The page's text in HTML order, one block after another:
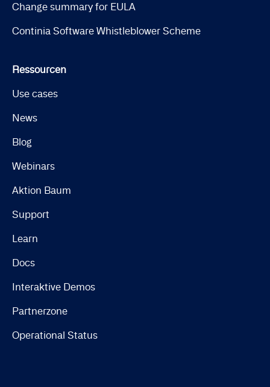
Change summary for EULA
Continia Software Whistleblower Scheme
Ressourcen
Use cases
News
Blog
Webinars
Aktion Baum
Support
Learn
Docs
Interaktive Demos
Partnerzone
Operational Status